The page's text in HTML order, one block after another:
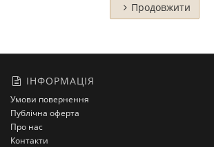
Продовжити
ІНФОРМАЦІЯ
Умови повернення
Публічна оферта
Про нас
Контакти